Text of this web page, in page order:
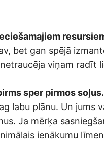
bet gan spējā
viņam radīt
sper pirmos soļus.
labu plānu. Un jums
Ja mērķa
ienākumu